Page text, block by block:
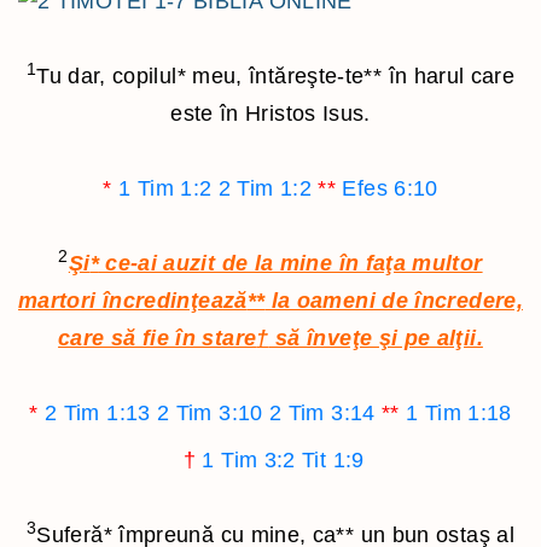
1Tu dar, copilul *meu, întăreşte-te** în harul care
este în Hristos Isus.
* 1 Tim 1:2 2 Tim 1:2 ** Efes 6:10
2Şi*ce-ai auzit de la mine în faţa multor
martori încredinţează**la oameni de încredere,
care să fie în stare† să înveţe şi pe alţii.
* 2 Tim 1:13 2 Tim 3:10 2 Tim 3:14 ** 1 Tim 1:18
† 1 Tim 3:2 Tit 1:9
3Suferă*împreună cu mine, ca** un bun ostaş al